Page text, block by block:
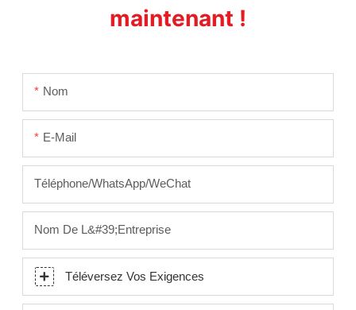
maintenant !
Nom
E-Mail
Téléphone/WhatsApp/WeChat
Nom De L&#39;entreprise
Téléversez Vos Exigences